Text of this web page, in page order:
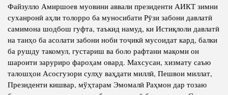
Пресс-центр
ПРЕЗИДЕНТ РЕСПУБЛИКИ ТАДЖИКИСТАН
Файзулло Амиршоев муовини аввали президенти АИКТ зимни
суханронӣ аҳли толорро ба муносибати Рӯзи забони давлатӣ
самимона шодбош гуфта, таъкид намуд, ки Истиқлоли давлатӣ
на танҳо ба асолати забони ноби тоҷикӣ мусоидат кард, балки
ба рушду такомул, густариш ва боло рафтани мақоми он
шароити заруриро фароҳам овард. Махсусан, хизмату саъю
талошҳои Асосгузори сулҳу ваҳдати миллӣ, Пешвои миллат,
Президенти кишвар, мўҳтарам Эмомалӣ Раҳмон дар тозаю